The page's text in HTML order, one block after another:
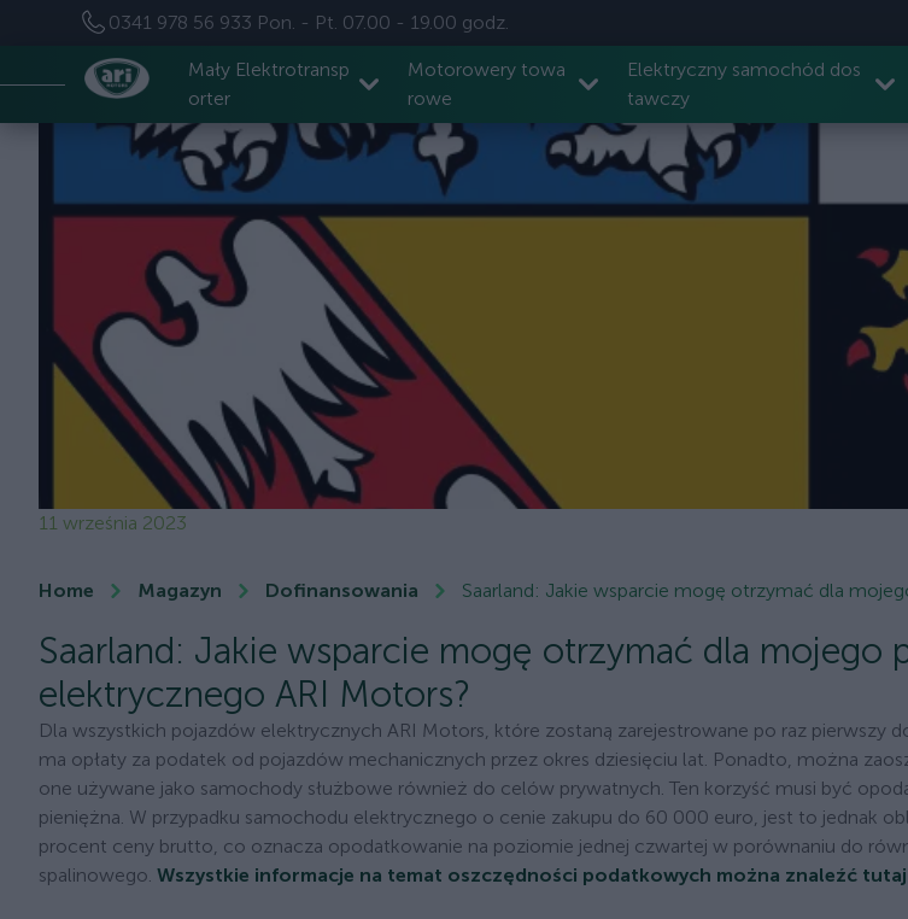
0341 978 56 933 Pon. - Pt. 07.00 - 19.00 godz.
Mały Elektrotransp
orter
Motorowery towa
rowe
Elektryczny samochód dos
tawczy
11 września 2023
Home Magazyn Dofinansowania Saarland: Jakie wsparcie mogę otrzymać dla
Saarland: Jakie wsparcie mogę otrzymać dla mojego
elektrycznego ARI Motors?
Dla wszystkich pojazdów elektrycznych ARI Motors, które zostaną zarejestrowane po raz pierwszy
ma opłaty za podatek od pojazdów mechanicznych przez okres dziesięciu lat. Ponadto, można
one używane jako samochody służbowe również do celów prywatnych. Ten korzyść musi być
pieniężna. W przypadku samochodu elektrycznego o cenie zakupu do 60 000 euro, jest to jednak
procent ceny brutto, co oznacza opodatkowanie na poziomie jednej czwartej w porównaniu do
spalinowego. Wszystkie informacje na temat oszczędności podatkowych można znaleźć